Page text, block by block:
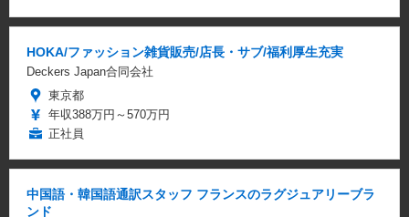
HOKA/ファッション雑貨販売/店長・サブ/福利厚生充実
Deckers Japan合同会社
東京都
年収388万円～570万円
正社員
中国語・韓国語通訳スタッフ フランスのラグジュアリーブラ
ンド